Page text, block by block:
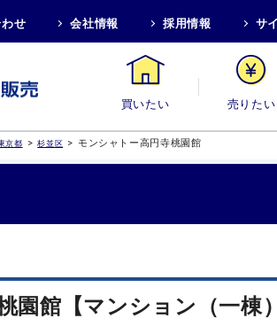
せ 会社情報 採用情報 サ
買いたい 売りたい
京都 > 杉並区 > モンシャトー高円寺桃園館
園館【マンション（一棟）